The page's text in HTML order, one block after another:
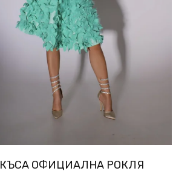
КЪСА ОФИЦИАЛНА РОКЛЯ